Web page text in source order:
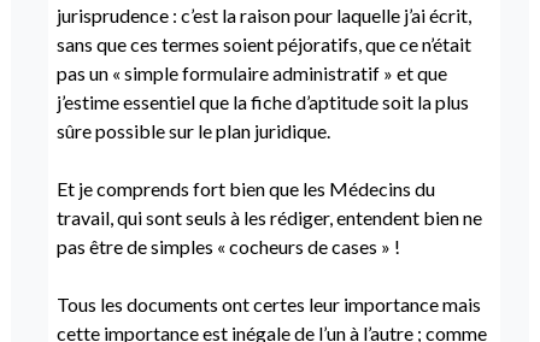
jurisprudence : c’est la raison pour laquelle j’ai écrit,
sans que ces termes soient péjoratifs, que ce n’était
pas un « simple formulaire administratif » et que
j’estime essentiel que la fiche d’aptitude soit la plus
sûre possible sur le plan juridique.
Et je comprends fort bien que les Médecins du
travail, qui sont seuls à les rédiger, entendent bien ne
pas être de simples « cocheurs de cases » !
Tous les documents ont certes leur importance mais
cette importance est inégale de l’un à l’autre ; comme